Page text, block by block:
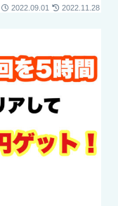
2022.09.01 2022.11.28